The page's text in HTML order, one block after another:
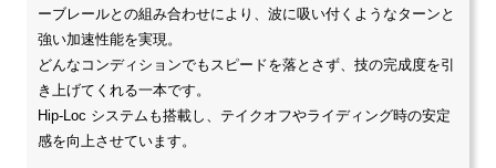
ーブレールとの組み合わせにより、波に吸い付くようなターンと
強い加速性能を実現。
どんなコンディションでもスピードを落とさず、技の完成度を引
き上げてくれる一本です。
Hip-Loc システムも搭載し、テイクオフやライディング時の安定
感を向上させています。